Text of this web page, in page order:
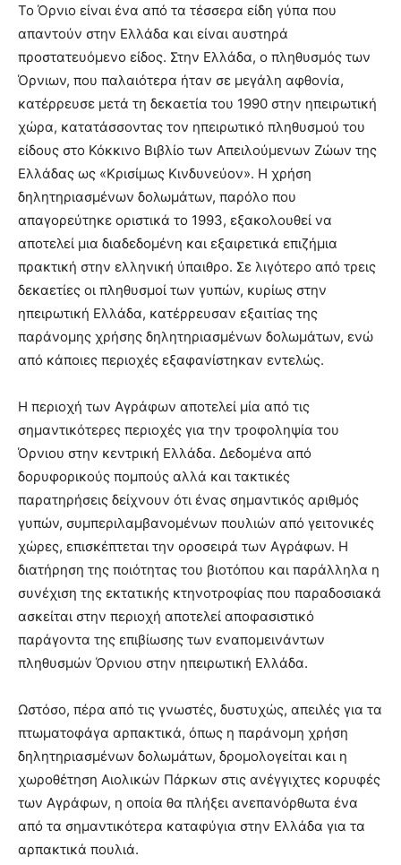
Το Όρνιο είναι ένα από τα τέσσερα είδη γύπα που
απαντούν στην Ελλάδα και είναι αυστηρά
προστατευόμενο είδος. Στην Ελλάδα, ο πληθυσμός των
Όρνιων, που παλαιότερα ήταν σε μεγάλη αφθονία,
κατέρρευσε μετά τη δεκαετία του 1990 στην ηπειρωτική
χώρα, κατατάσσοντας τον ηπειρωτικό πληθυσμού του
είδους στο Κόκκινο Βιβλίο των Απειλούμενων Ζώων της
Ελλάδας ως «Κρισίμως Κινδυνεύον». Η χρήση
δηλητηριασμένων δολωμάτων, παρόλο που
απαγορεύτηκε οριστικά το 1993, εξακολουθεί να
αποτελεί μια διαδεδομένη και εξαιρετικά επιζήμια
πρακτική στην ελληνική ύπαιθρο. Σε λιγότερο από τρεις
δεκαετίες οι πληθυσμοί των γυπών, κυρίως στην
ηπειρωτική Ελλάδα, κατέρρευσαν εξαιτίας της
παράνομης χρήσης δηλητηριασμένων δολωμάτων, ενώ
από κάποιες περιοχές εξαφανίστηκαν εντελώς.
Η περιοχή των Αγράφων αποτελεί μία από τις
σημαντικότερες περιοχές για την τροφοληψία του
Όρνιου στην κεντρική Ελλάδα. Δεδομένα από
δορυφορικούς πομπούς αλλά και τακτικές
παρατηρήσεις δείχνουν ότι ένας σημαντικός αριθμός
γυπών, συμπεριλαμβανομένων πουλιών από γειτονικές
χώρες, επισκέπτεται την οροσειρά των Αγράφων. Η
διατήρηση της ποιότητας του βιοτόπου και παράλληλα η
συνέχιση της εκτατικής κτηνοτροφίας που παραδοσιακά
ασκείται στην περιοχή αποτελεί αποφασιστικό
παράγοντα της επιβίωσης των εναπομεινάντων
πληθυσμών Όρνιου στην ηπειρωτική Ελλάδα.
Ωστόσο, πέρα από τις γνωστές, δυστυχώς, απειλές για τα
πτωματοφάγα αρπακτικά, όπως η παράνομη χρήση
δηλητηριασμένων δολωμάτων, δρομολογείται και η
χωροθέτηση Αιολικών Πάρκων στις ανέγγιχτες κορυφές
των Αγράφων, η οποία θα πλήξει ανεπανόρθωτα ένα
από τα σημαντικότερα καταφύγια στην Ελλάδα για τα
αρπακτικά πουλιά.